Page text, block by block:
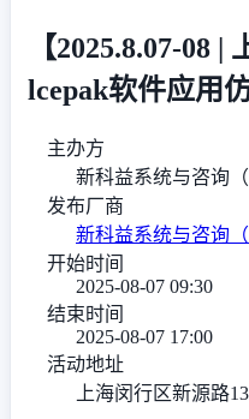
【2025.8.07-08 |
lcepak软件应用
主办方
新科益系统与咨询
发布厂商
新科益系统与咨询
开始时间
2025-08-07 09:30
结束时间
2025-08-07 17:00
活动地址
上海闵行区新源路